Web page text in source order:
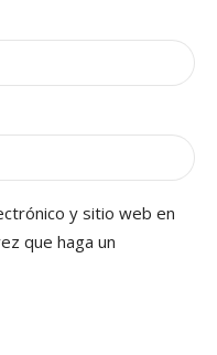
y sitio web en
que haga un